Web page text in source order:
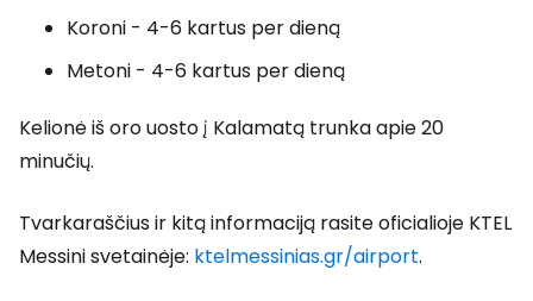
Koroni - 4-6 kartus per dieną
Metoni - 4-6 kartus per dieną
Kelionė iš oro uosto į Kalamatą trunka apie 20
minučių.
Tvarkaraščius ir kitą informaciją rasite oficialioje KTEL
Messini svetainėje: ktelmessinias.gr/airport.